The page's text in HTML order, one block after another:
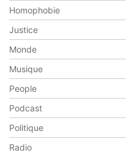
Homophobie
Justice
Monde
Musique
People
Podcast
Politique
Radio